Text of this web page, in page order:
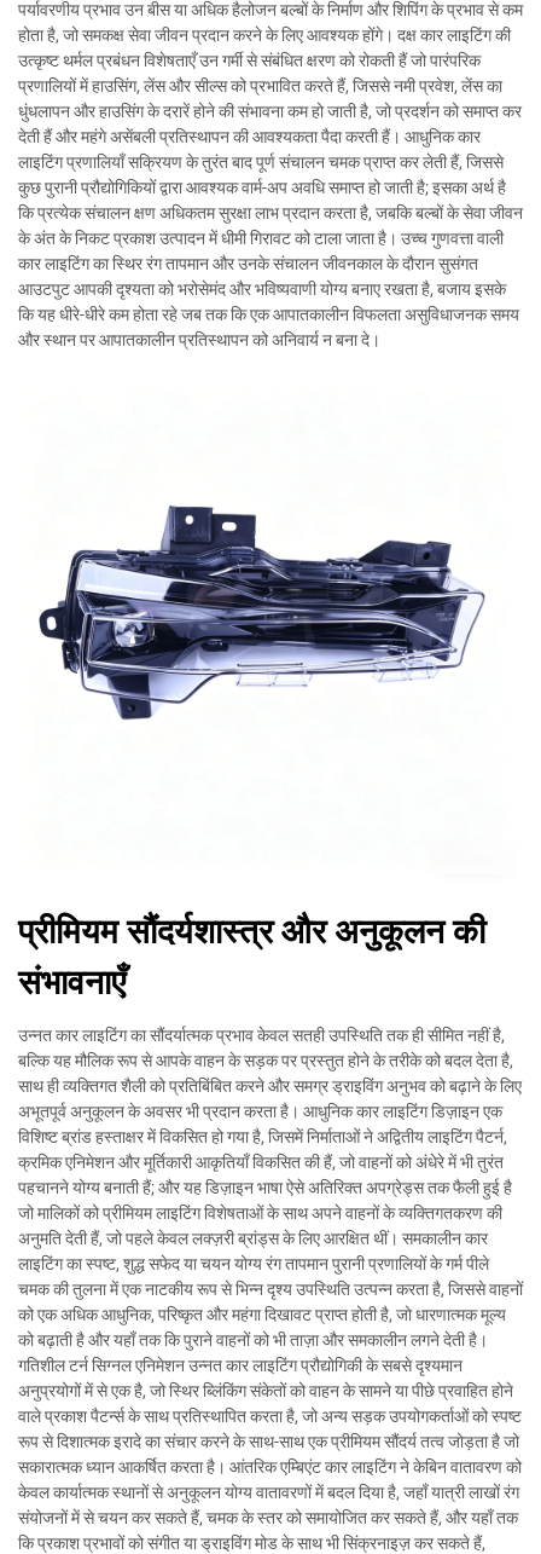
पर्यावरणीय प्रभाव उन बीस या अधिक हैलोजन बल्बों के निर्माण और शिपिंग के प्रभाव से कम
होता है, जो समकक्ष सेवा जीवन प्रदान करने के लिए आवश्यक होंगे। दक्ष कार लाइटिंग की
उत्कृष्ट थर्मल प्रबंधन विशेषताएँ उन गर्मी से संबंधित क्षरण को रोकती हैं जो पारंपरिक
प्रणालियों में हाउसिंग, लेंस और सील्स को प्रभावित करते हैं, जिससे नमी प्रवेश, लेंस का
धुंधलापन और हाउसिंग के दरारें होने की संभावना कम हो जाती है, जो प्रदर्शन को समाप्त कर
देती हैं और महंगे असेंबली प्रतिस्थापन की आवश्यकता पैदा करती हैं। आधुनिक कार
लाइटिंग प्रणालियाँ सक्रियण के तुरंत बाद पूर्ण संचालन चमक प्राप्त कर लेती हैं, जिससे
कुछ पुरानी प्रौद्योगिकियों द्वारा आवश्यक वार्म-अप अवधि समाप्त हो जाती है; इसका अर्थ है
कि प्रत्येक संचालन क्षण अधिकतम सुरक्षा लाभ प्रदान करता है, जबकि बल्बों के सेवा जीवन
के अंत के निकट प्रकाश उत्पादन में धीमी गिरावट को टाला जाता है। उच्च गुणवत्ता वाली
कार लाइटिंग का स्थिर रंग तापमान और उनके संचालन जीवनकाल के दौरान सुसंगत
आउटपुट आपकी दृश्यता को भरोसेमंद और भविष्यवाणी योग्य बनाए रखता है, बजाय इसके
कि यह धीरे-धीरे कम होता रहे जब तक कि एक आपातकालीन विफलता असुविधाजनक समय
और स्थान पर आपातकालीन प्रतिस्थापन को अनिवार्य न बना दे।
प्रीमियम सौंदर्यशास्त्र और अनुकूलन की
संभावनाएँ
उन्नत कार लाइटिंग का सौंदर्यात्मक प्रभाव केवल सतही उपस्थिति तक ही सीमित नहीं है,
बल्कि यह मौलिक रूप से आपके वाहन के सड़क पर प्रस्तुत होने के तरीके को बदल देता है,
साथ ही व्यक्तिगत शैली को प्रतिबिंबित करने और समग्र ड्राइविंग अनुभव को बढ़ाने के लिए
अभूतपूर्व अनुकूलन के अवसर भी प्रदान करता है। आधुनिक कार लाइटिंग डिज़ाइन एक
विशिष्ट ब्रांड हस्ताक्षर में विकसित हो गया है, जिसमें निर्माताओं ने अद्वितीय लाइटिंग पैटर्न,
क्रमिक एनिमेशन और मूर्तिकारी आकृतियाँ विकसित की हैं, जो वाहनों को अंधेरे में भी तुरंत
पहचानने योग्य बनाती हैं; और यह डिज़ाइन भाषा ऐसे अतिरिक्त अपग्रेड्स तक फैली हुई है
जो मालिकों को प्रीमियम लाइटिंग विशेषताओं के साथ अपने वाहनों के व्यक्तिगतकरण की
अनुमति देती हैं, जो पहले केवल लक्ज़री ब्रांड्स के लिए आरक्षित थीं। समकालीन कार
लाइटिंग का स्पष्ट, शुद्ध सफेद या चयन योग्य रंग तापमान पुरानी प्रणालियों के गर्म पीले
चमक की तुलना में एक नाटकीय रूप से भिन्न दृश्य उपस्थिति उत्पन्न करता है, जिससे वाहनों
को एक अधिक आधुनिक, परिष्कृत और महंगा दिखावट प्राप्त होती है, जो धारणात्मक मूल्य
को बढ़ाती है और यहाँ तक कि पुराने वाहनों को भी ताज़ा और समकालीन लगने देती है।
गतिशील टर्न सिग्नल एनिमेशन उन्नत कार लाइटिंग प्रौद्योगिकी के सबसे दृश्यमान
अनुप्रयोगों में से एक है, जो स्थिर ब्लिंकिंग संकेतों को वाहन के सामने या पीछे प्रवाहित होने
वाले प्रकाश पैटर्न्स के साथ प्रतिस्थापित करता है, जो अन्य सड़क उपयोगकर्ताओं को स्पष्ट
रूप से दिशात्मक इरादे का संचार करने के साथ-साथ एक प्रीमियम सौंदर्य तत्व जोड़ता है जो
सकारात्मक ध्यान आकर्षित करता है। आंतरिक एम्बिएंट कार लाइटिंग ने केबिन वातावरण को
केवल कार्यात्मक स्थानों से अनुकूलन योग्य वातावरणों में बदल दिया है, जहाँ यात्री लाखों रंग
संयोजनों में से चयन कर सकते हैं, चमक के स्तर को समायोजित कर सकते हैं, और यहाँ तक
कि प्रकाश प्रभावों को संगीत या ड्राइविंग मोड के साथ भी सिंक्रनाइज़ कर सकते हैं,